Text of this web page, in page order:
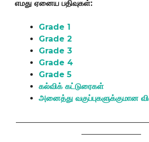
எமது ஏனைய பதிவுகள்:
Grade 1
Grade 2
Grade 3
Grade 4
Grade 5
கல்விக் கட்டுரைகள்
அனைத்து வகுப்புகளுக்குமான
———————–